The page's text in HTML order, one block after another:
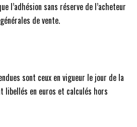
l’adhésion sans réserve de l’acheteur
de vente.
sont ceux en vigueur le jour de la
libellés en euros et calculés hors